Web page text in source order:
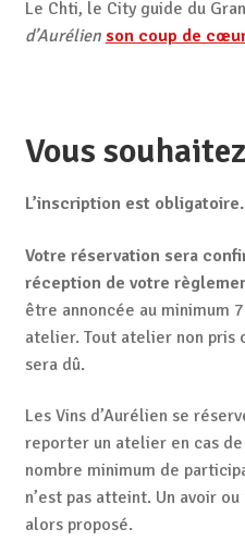
Le Chti, le City guide du
d’Aurélien son coup de
Vous
L’inscription est obligatoire.
Votre réservation sera
réception de votre
être annoncée au minimum
atelier. Tout atelier non pris
sera dû.
Les Vins d’Aurélien se
reporter un atelier en cas
nombre minimum de
n’est pas atteint. Un avoir
alors proposé.